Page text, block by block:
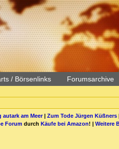
/ Börsenlinks Forumsarchive
autark am Meer| Zum Tode Jürgen Küßners
Forum durch Käufe bei Amazon! | Weitere